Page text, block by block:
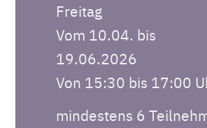
Freitag
Vom 10.04. bis
19.06.2026
Von 15:30 bis 17:00
mindestens 6